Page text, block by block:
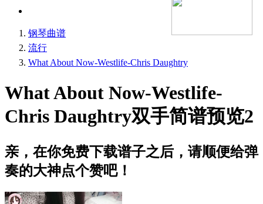
钢琴曲谱
流行
What About Now-Westlife-Chris Daughtry
What About Now-Westlife-
Chris Daughtry双手简谱预览2
亲，在你免费下载谱子之后，请顺便给弹
奏的大神点个赞吧！